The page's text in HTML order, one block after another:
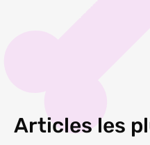
Articles les